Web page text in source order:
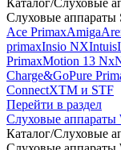
Каталог/Слуховые
Слуховые аппараты
Ace PrimaxAmiga
primaxInsio NXIntuis
PrimaxMotion 13 Nx
Charge&GoPure
ConnectXTM и STF
Перейти в раздел
Слуховые аппараты
Каталог/Слуховые